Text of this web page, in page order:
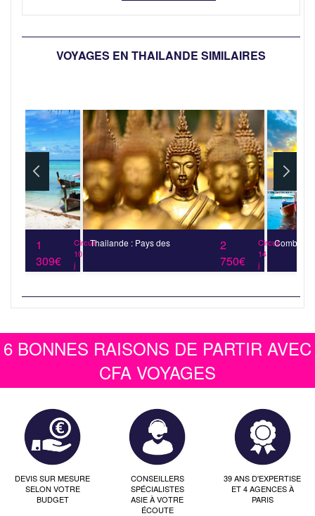
VOYAGES EN THAILANDE SIMILAIRES
1
309€
Circuit
10
j
Thailande : Pays des
2
750€
Circuit
14
j
Combiné
6 BONNES RAISONS DE PARTIR AVEC
CFA VOYAGES
DEVIS SUR MESURE
SELON VOTRE
BUDGET
CONSEILLERS
SPÉCIALISTES
ASIE À VOTRE
ÉCOUTE
39 ANS D'EXPERTISE
ET 4 AGENCES À
PARIS